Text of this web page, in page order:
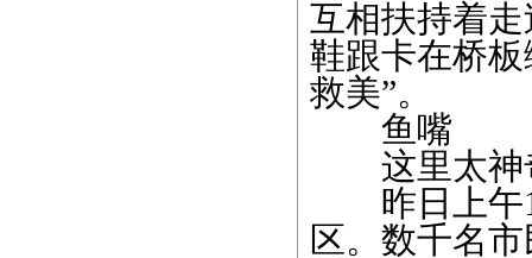
互相扶持着
鞋跟卡在桥
救美”。
鱼嘴
这里太神
昨日上午
区。数千名